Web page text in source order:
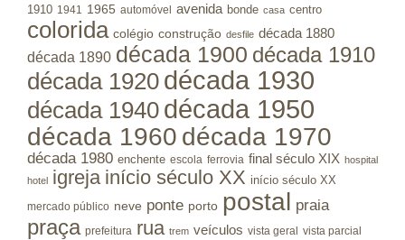
1910 1941 1965 automóvel avenida bonde casa centro
colorida colégio construção desfile década 1880
década 1890 década 1900 década 1910
década 1920 década 1930
década 1940 década 1950
década 1960 década 1970
década 1980 enchente escola ferrovia final século XIX hospital
hotel igreja início século XX início século XX
mercado público neve ponte porto postal praia
praça prefeitura rua trem veículos vista geral vista parcial